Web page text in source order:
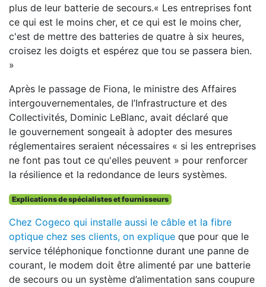
plus de leur batterie de secours.« Les entreprises font
ce qui est le moins cher, et ce qui est le moins cher,
c'est de mettre des batteries de quatre à six heures,
croisez les doigts et espérez que tou se passera bien.
»
Après le passage de Fiona, le ministre des Affaires
intergouvernementales, de l’Infrastructure et des
Collectivités, Dominic LeBlanc, avait déclaré que
le gouvernement songeait à adopter des mesures
réglementaires seraient nécessaires « si les entreprises
ne font pas tout ce qu'elles peuvent » pour renforcer
la résilience et la redondance de leurs systèmes.
Explications de spécialistes et fournisseurs
Chez Cogeco qui installe aussi le câble et la fibre
optique chez ses clients, on explique que pour que le
service téléphonique fonctionne durant une panne de
courant, le modem doit être alimenté par une batterie
de secours ou un système d’alimentation sans coupure